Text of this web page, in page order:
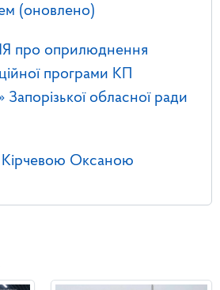
(оновлено)
про оприлюднення
програми КП
обласної ради
Оксаною